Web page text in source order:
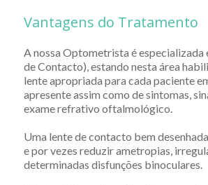
Vantagens do Tratamento
A nossa Optometrista é
de Contacto), estando nesta área
lente apropriada para cada paciente
apresente assim como de sintomas,
exame refrativo oftalmológico.
Uma lente de contacto bem
e por vezes reduzir ametropias,
determinadas disfunções binoculares.